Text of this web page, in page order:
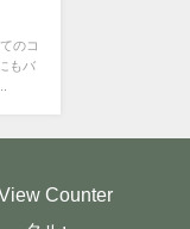
のコ
もバ
Counter